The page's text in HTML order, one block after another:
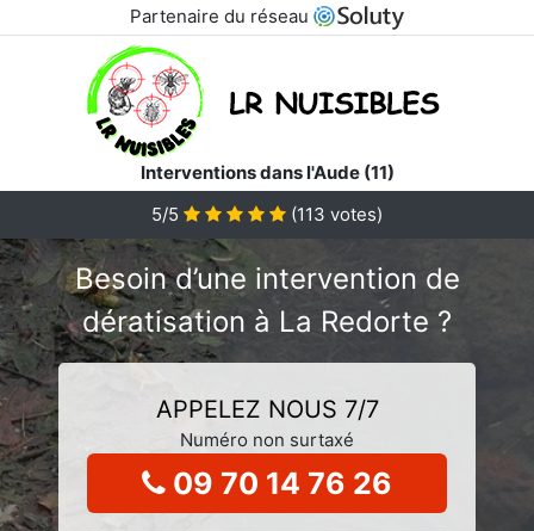
Partenaire du réseau
Interventions dans l'Aude (11)
5/5
(113 votes)
Besoin d’une intervention de
dératisation à La Redorte ?
APPELEZ NOUS 7/7
Numéro non surtaxé
09 70 14 76 26